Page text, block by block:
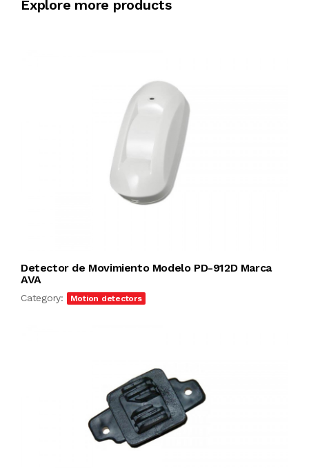
Explore more products
Detector de Movimiento Modelo PD-912D Marca
AVA
Category: Motion detectors